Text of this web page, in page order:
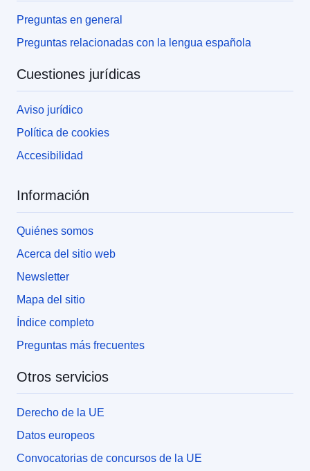
Preguntas en general
Preguntas relacionadas con la lengua española
Cuestiones jurídicas
Aviso jurídico
Política de cookies
Accesibilidad
Información
Quiénes somos
Acerca del sitio web
Newsletter
Mapa del sitio
Índice completo
Preguntas más frecuentes
Otros servicios
Derecho de la UE
Datos europeos
Convocatorias de concursos de la UE